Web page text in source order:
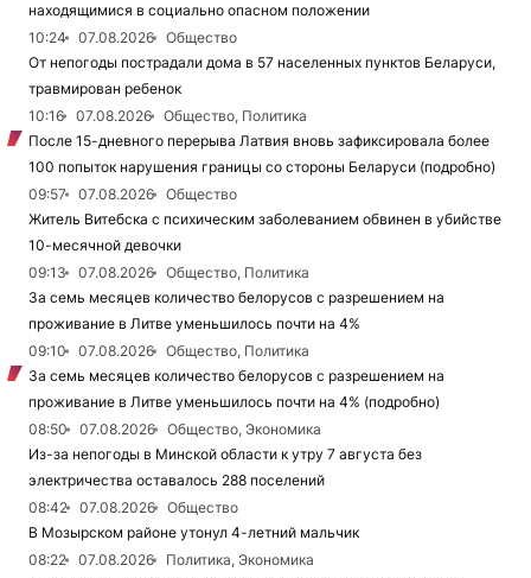
находящимися в социально опасном положении
10:24
07.08.2026
Общество
От непогоды пострадали дома в 57 населенных пунктов Беларуси,
травмирован ребенок
10:16
07.08.2026
Общество, Политика
После 15-дневного перерыва Латвия вновь зафиксировала более
100 попыток нарушения границы со стороны Беларуси (подробно)
09:57
07.08.2026
Общество
Житель Витебска с психическим заболеванием обвинен в убийстве
10-месячной девочки
09:13
07.08.2026
Общество, Политика
За семь месяцев количество белорусов с разрешением на
проживание в Литве уменьшилось почти на 4%
09:10
07.08.2026
Общество, Политика
За семь месяцев количество белорусов с разрешением на
проживание в Литве уменьшилось почти на 4% (подробно)
08:50
07.08.2026
Общество, Экономика
Из-за непогоды в Минской области к утру 7 августа без
электричества оставалось 288 поселений
08:42
07.08.2026
Общество
В Мозырском районе утонул 4-летний мальчик
08:22
07.08.2026
Политика, Экономика